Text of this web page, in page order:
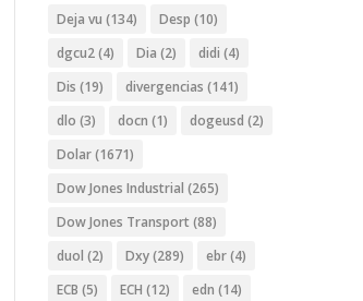
Deja vu (134) Desp (10)
dgcu2(4) Dia (2) didi (4)
Dis (19) divergencias (141)
dlo (3) docn (1) dogeusd (2)
Dolar(1671)
Dow Jones Industrial (265)
Dow Jones Transport (88)
duol (2) Dxy(289) ebr(4)
ECB (5) ECH (12) edn (14)